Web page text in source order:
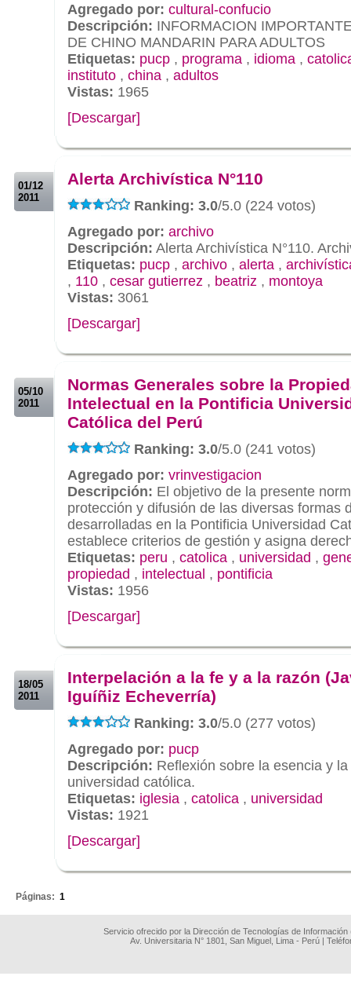
Agregado por: cultural-confucio
Descripción: INFORMACION
DE CHINO MANDARIN PARA ADULTOS
Etiquetas: pucp , programa , idioma ,
instituto , china , adultos
Vistas: 1965
[Descargar]
01/12
2011
Alerta Archivística N°110
Ranking: 3.0/5.0 (224 votos)
Agregado por: archivo
Descripción: Alerta Archivística N°110.
Etiquetas: pucp , archivo , alerta ,
, 110 , cesar gutierrez , beatriz , montoya
Vistas: 3061
[Descargar]
05/10
2011
Normas Generales sobre la
Intelectual en la Pontificia
Católica del Perú
Ranking: 3.0/5.0 (241 votos)
Agregado por: vrinvestigacion
Descripción: El objetivo de la presente
protección y difusión de las diversas formas
desarrolladas en la Pontificia Universidad
establece criterios de gestión y asigna
Etiquetas: peru , catolica , universidad ,
propiedad , intelectual , pontificia
Vistas: 1956
[Descargar]
18/05
2011
Interpelación a la fe y a la razón
Iguíñiz Echeverría)
Ranking: 3.0/5.0 (277 votos)
Agregado por: pucp
Descripción: Reflexión sobre la esencia y
universidad católica.
Etiquetas: iglesia , catolica , universidad
Vistas: 1921
[Descargar]
Páginas: 1
Servicio ofrecido por la Dirección de Tecnologías de
Av. Universitaria N° 1801, San Miguel, Lima - Perú |